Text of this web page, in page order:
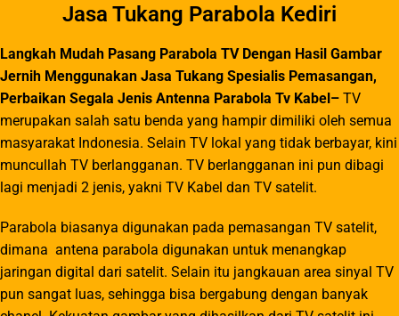
Jasa Tukang Parabola Kediri
Langkah Mudah Pasang Parabola TV Dengan Hasil Gambar
Jernih Menggunakan Jasa Tukang Spesialis Pemasangan,
Perbaikan Segala Jenis Antenna Parabola Tv Kabel– TV
merupakan salah satu benda yang hampir dimiliki oleh semua
masyarakat Indonesia. Selain TV lokal yang tidak berbayar, kini
muncullah TV berlangganan. TV berlangganan ini pun dibagi
lagi menjadi 2 jenis, yakni TV Kabel dan TV satelit.
Parabola biasanya digunakan pada pemasangan TV satelit,
dimana antena parabola digunakan untuk menangkap
jaringan digital dari satelit. Selain itu jangkauan area sinyal TV
pun sangat luas, sehingga bisa bergabung dengan banyak